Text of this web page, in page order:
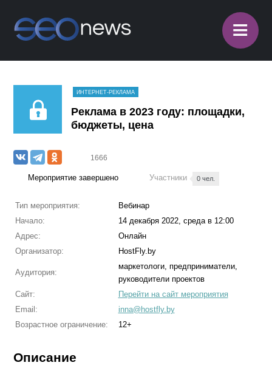
≡
ИНТЕРНЕТ-РЕКЛАМА
Реклама в 2023 году: площадки,
бюджеты, цена
1666
Мероприятие завершено Участники 0 чел.
Тип мероприятия:
Вебинар
Начало:
14 декабря 2022, среда в 12:00
Адрес:
Онлайн
Организатор:
HostFly.by
Аудитория:
маркетологи, предприниматели,
руководители проектов
Сайт:
Перейти на сайт мероприятия
Email:
inna@hostfly.by
Возрастное ограничение:
12+
Описание